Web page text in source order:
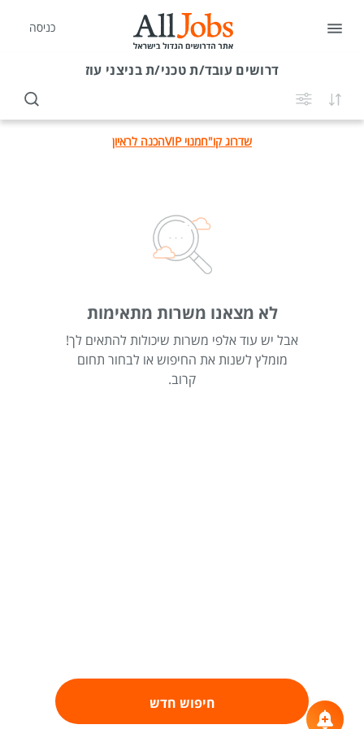
כניסה
דרושים עובד/ת טכני/ת בניצני עוז
שדרוג קו"חמנוי VIP הכנה לראיון
לא מצאנו משרות מתאימות
אבל יש עוד אלפי משרות שיכולות להתאים לך!
מומלץ לשנות את החיפוש או לבחור תחום
קרוב.
חיפוש חדש